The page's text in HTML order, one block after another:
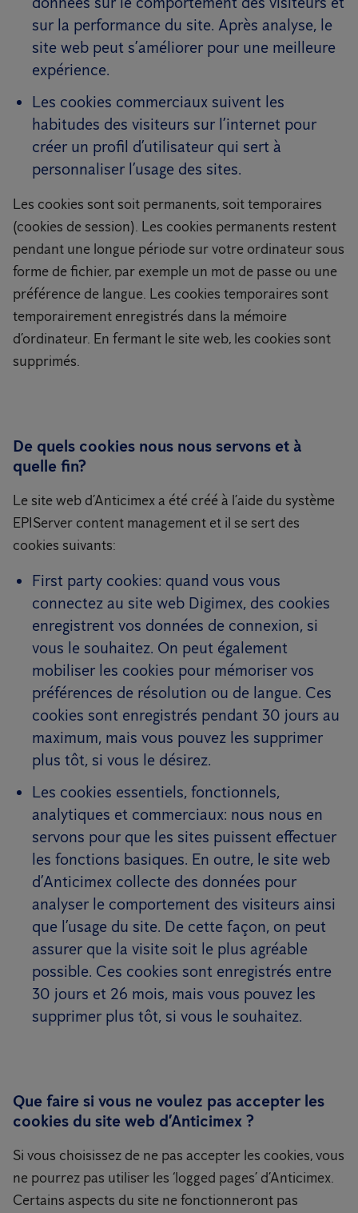
sur la performance du site. Après analyse, le
site web peut s’améliorer pour une meilleure
expérience.
Les cookies commerciaux suivent les
habitudes des visiteurs sur l’internet pour
créer un profil d’utilisateur qui sert à
personnaliser l’usage des sites.
Les cookies sont soit permanents, soit temporaires
(cookies de session). Les cookies permanents restent
pendant une longue période sur votre ordinateur sous
forme de fichier, par exemple un mot de passe ou une
préférence de langue. Les cookies temporaires sont
temporairement enregistrés dans la mémoire
d’ordinateur. En fermant le site web, les cookies sont
supprimés.
De quels cookies nous nous servons et à
quelle fin?
Le site web d’Anticimex a été créé à l’aide du système
EPIServer content management et il se sert des
cookies suivants:
First party cookies: quand vous vous
connectez au site web Digimex, des cookies
enregistrent vos données de connexion, si
vous le souhaitez. On peut également
mobiliser les cookies pour mémoriser vos
préférences de résolution ou de langue. Ces
cookies sont enregistrés pendant 30 jours au
maximum, mais vous pouvez les supprimer
plus tôt, si vous le désirez.
Les cookies essentiels, fonctionnels,
analytiques et commerciaux: nous nous en
servons pour que les sites puissent effectuer
les fonctions basiques. En outre, le site web
d’Anticimex collecte des données pour
analyser le comportement des visiteurs ainsi
que l’usage du site. De cette façon, on peut
assurer que la visite soit le plus agréable
possible. Ces cookies sont enregistrés entre
30 jours et 26 mois, mais vous pouvez les
supprimer plus tôt, si vous le souhaitez.
Que faire si vous ne voulez pas accepter les
cookies du site web d’Anticimex ?
Si vous choisissez de ne pas accepter les cookies, vous
ne pourrez pas utiliser les ‘logged pages’ d’Anticimex.
Certains aspects du site ne fonctionneront pas